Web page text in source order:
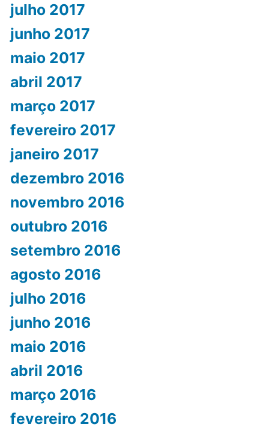
julho 2017
junho 2017
maio 2017
abril 2017
março 2017
fevereiro 2017
janeiro 2017
dezembro 2016
novembro 2016
outubro 2016
setembro 2016
agosto 2016
julho 2016
junho 2016
maio 2016
abril 2016
março 2016
fevereiro 2016